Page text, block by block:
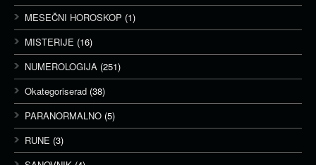
MESEČNI HOROSKOP (1)
MISTERIJE (16)
NUMEROLOGIJA (251)
Okategoriserad (38)
PARANORMALNO (5)
RUNE (3)